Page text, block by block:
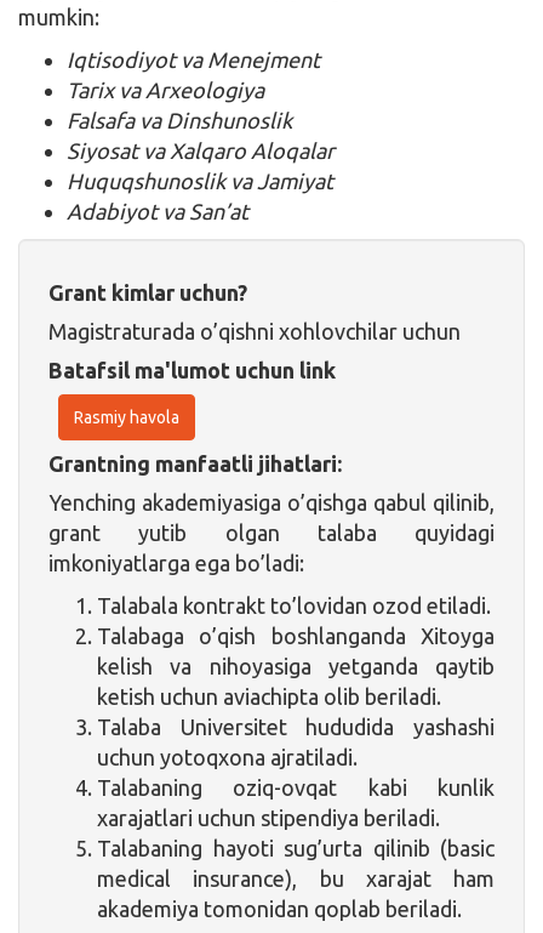
mumkin:
Iqtisodiyot va Menejment
Tarix va Arxeologiya
Falsafa va Dinshunoslik
Siyosat va Xalqaro Aloqalar
Huquqshunoslik va Jamiyat
Adabiyot va San’at
Grant kimlar uchun?
Magistraturada o’qishni xohlovchilar uchun
Batafsil ma'lumot uchun link
Rasmiy havola
Grantning manfaatli jihatlari:
Yenching akademiyasiga o’qishga qabul qilinib,
grant yutib olgan talaba quyidagi
imkoniyatlarga ega bo’ladi:
Talabala kontrakt to’lovidan ozod etiladi.
Talabaga o’qish boshlanganda Xitoyga
kelish va nihoyasiga yetganda qaytib
ketish uchun aviachipta olib beriladi.
Talaba Universitet hududida yashashi
uchun yotoqxona ajratiladi.
Talabaning oziq-ovqat kabi kunlik
xarajatlari uchun stipendiya beriladi.
Talabaning hayoti sug’urta qilinib (basic
medical insurance), bu xarajat ham
akademiya tomonidan qoplab beriladi.